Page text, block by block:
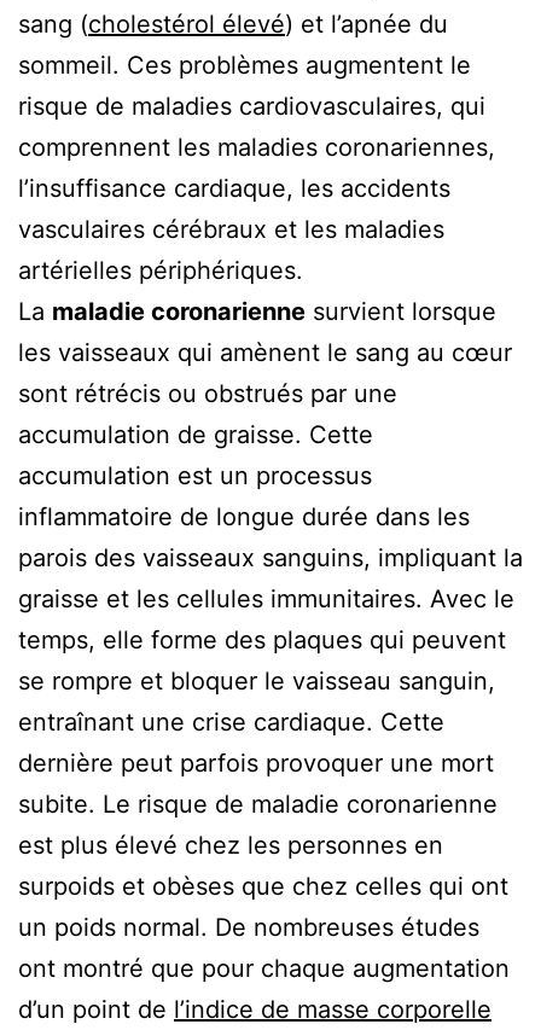
sang (cholestérol élevé) et l’apnée du
sommeil. Ces problèmes augmentent le
risque de maladies cardiovasculaires, qui
comprennent les maladies coronariennes,
l’insuffisance cardiaque, les accidents
vasculaires cérébraux et les maladies
artérielles périphériques.
La maladie coronarienne survient lorsque
les vaisseaux qui amènent le sang au cœur
sont rétrécis ou obstrués par une
accumulation de graisse. Cette
accumulation est un processus
inflammatoire de longue durée dans les
parois des vaisseaux sanguins, impliquant la
graisse et les cellules immunitaires. Avec le
temps, elle forme des plaques qui peuvent
se rompre et bloquer le vaisseau sanguin,
entraînant une crise cardiaque. Cette
dernière peut parfois provoquer une mort
subite. Le risque de maladie coronarienne
est plus élevé chez les personnes en
surpoids et obèses que chez celles qui ont
un poids normal. De nombreuses études
ont montré que pour chaque augmentation
d’un point de l’indice de masse corporelle